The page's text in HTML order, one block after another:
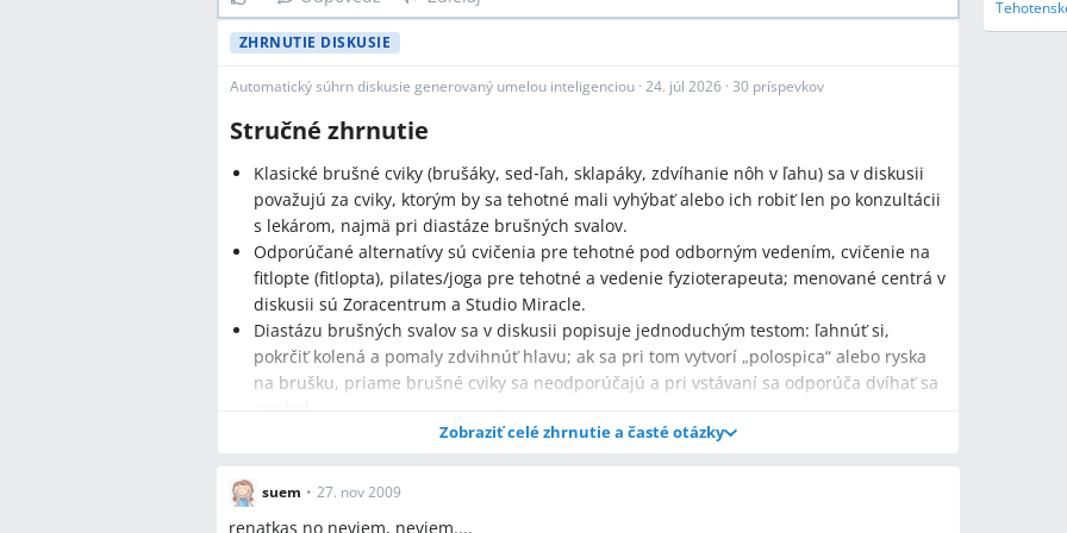
ZHRNUTIE DISKUSIE
Automatický súhrn diskusie generovaný umelou inteligenciou · 24. júl 2026 · 30 príspevkov
Stručné zhrnutie
Klasické brušné cviky (brušáky, sed‑ľah, sklapáky, zdvíhanie nôh v ľahu) sa v diskusii
považujú za cviky, ktorým by sa tehotné mali vyhýbať alebo ich robiť len po konzultácii
s lekárom, najmä pri diastáze brušných svalov.
Odporúčané alternatívy sú cvičenia pre tehotné pod odborným vedením, cvičenie na
fitlopte (fitlopta), pilates/joga pre tehotné a vedenie fyzioterapeuta; menované centrá v
diskusii sú Zoracentrum a Studio Miracle.
Diastázu brušných svalov sa v diskusii popisuje jednoduchým testom: ľahnúť si,
pokrčiť kolená a pomaly zdvihnúť hlavu; ak sa pri tom vytvorí „polospica“ alebo ryska
na brušku, priame brušné cviky sa neodporúčajú a pri vstávaní sa odporúča dvíhať sa
Najčastejšie otázky
Zobraziť celé zhrnutie a časté otázky
suem • 27. nov 2009
renatkas no neviem, neviem....